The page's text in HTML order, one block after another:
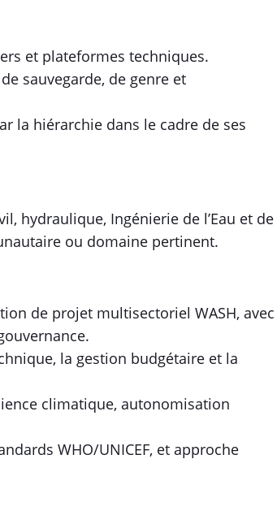
et plateformes techniques.
sauvegarde, de genre et
la hiérarchie dans le cadre de ses
hydraulique, Ingénierie de l’Eau et de
ou domaine pertinent.
de projet multisectoriel WASH, avec
la gestion budgétaire et la
climatique, autonomisation
WHO/UNICEF, et approche